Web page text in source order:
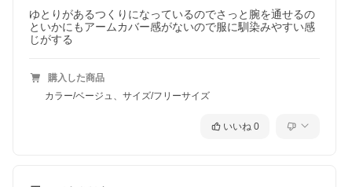
ゆとりがあるつくりになっているのでさっと腕を通せるの
といかにもアームカバー感がないので服に馴染みやすい感
じがする
購入した商品
カラー/ベージュ、サイズ/フリーサイズ
いいね 0